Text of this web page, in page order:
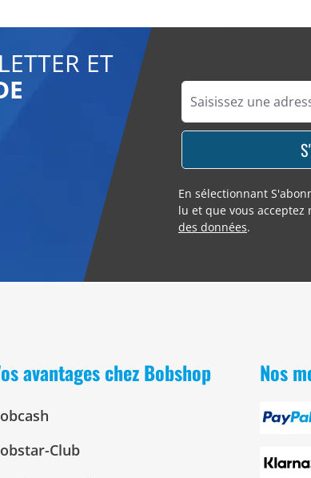
ET
En sélectionnant
lu et que vous acceptez
des données.
avantages chez Bobshop
Club
Nos